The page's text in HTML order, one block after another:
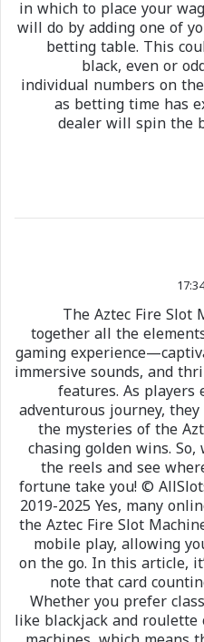
in which to place your
will do by adding one of
betting table. This
black, even or
individual numbers on
as betting time has
dealer will spin the
The Aztec Fire Slot
together all the
gaming
immersive sounds, and
features. As players
adventurous journey,
the mysteries of the
chasing golden wins.
the reels and see
fortune take you! ©
2019-2025 Yes, many
the Aztec Fire Slot
mobile play, allowing
on the go. In this article,
note that card
Whether you prefer
like blackjack and